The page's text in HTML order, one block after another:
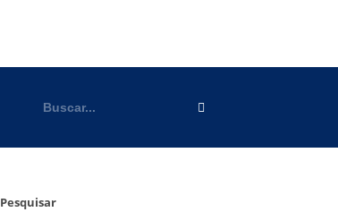
Pesquisar